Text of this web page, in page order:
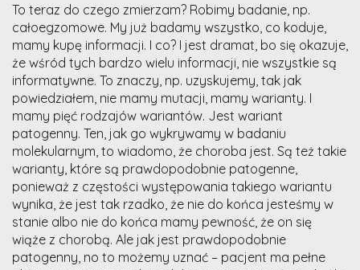
To teraz do czego zmierzam? Robimy badanie, np.
całoegzomowe. My już badamy wszystko, co koduje,
mamy kupę informacji. I co? I jest dramat, bo się okazuje,
że wśród tych bardzo wielu informacji, nie wszystkie są
informatywne. To znaczy, np. uzyskujemy, tak jak
powiedziałem, nie mamy mutacji, mamy warianty. I
mamy pięć rodzajów wariantów. Jest wariant
patogenny. Ten, jak go wykrywamy w badaniu
molekularnym, to wiadomo, że choroba jest. Są też takie
warianty, które są prawdopodobnie patogenne,
ponieważ z częstości występowania takiego wariantu
wynika, że jest tak rzadko, że nie do końca jesteśmy w
stanie albo nie do końca mamy pewność, że on się
wiąże z chorobą. Ale jak jest prawdopodobnie
patogenny, no to możemy uznać – pacjent ma pełne